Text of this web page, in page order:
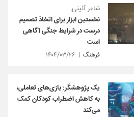
شاعر آئینی:
نخستین ابزار برای اتخاذ تصمیم
درست در شرایط جنگی آگاهی
است
فرهنگ ۱۴۰۴/۰۳/۲۶
یک پژوهشگر: بازی‌های تعاملی،
به کاهش اضطراب کودکان کمک
می‌کند